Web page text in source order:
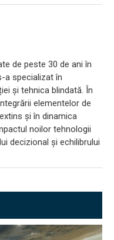
de peste 30 de ani în
a specializat în
și tehnica blindată. În
elementelor de
și în dinamica
noilor tehnologii
decizional și echilibrului